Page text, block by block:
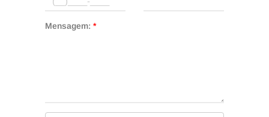
Mensagem: *